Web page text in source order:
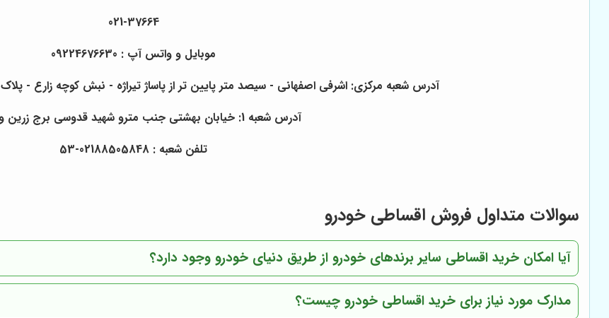
021-37664
موبایل و واتس آپ : 09224676630
آدرس شعبه مرکزی: اشرفی اصفهانی - سیصد متر پایین تر از پاساژ تیراژه - نبش کوچه زارع - پلاک 108 - نمایشگاه و شرکت دنیای خودرو
آدرس شعبه 1: خیابان بهشتی جنب مترو شهید قدوسی برج زرین واحد ۱/۲
تلفن شعبه : 02188505848-53
سوالات متداول فروش اقساطی خودرو
آیا امکان خرید اقساطی سایر برندهای خودرو از طریق دنیای خودرو وجود دارد؟
مدارک مورد نیاز برای خرید اقساطی خودرو چیست؟